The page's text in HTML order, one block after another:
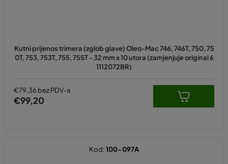
Kutni prijenos trimera (zglob glave) Oleo-Mac 746, 746T, 750, 75
0T, 753, 753T, 755, 755T - 32 mm x 10 utora (zamjenjuje original 6
1112072BR)
€79,36 bez PDV-a
€99,20
Kod:100-097A